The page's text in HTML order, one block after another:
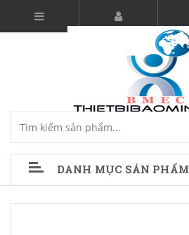
DANH MỤC SẢN PHẨM